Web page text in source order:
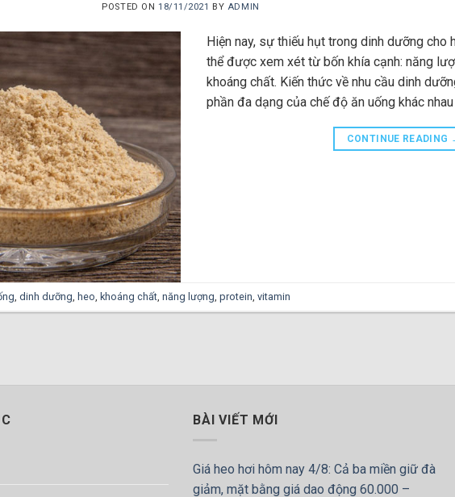
POSTED ON 18/11/2021 BY ADMIN
Hiện nay, sự thiếu hụt trong dinh dưỡng cho
thể được xem xét từ bốn khía cạnh: năng
khoáng chất. Kiến thức về nhu cầu dinh
phần đa dạng của chế độ ăn uống khác
CONTINUE READING
,dinh dưỡng ,heo ,khoáng chất ,năng lượng ,protein ,vitamin
BÀI VIẾT MỚI
Giá heo hơi hôm nay 4/8: Cả ba miền giữ đà
giảm, mặt bằng giá dao động 60.000 –